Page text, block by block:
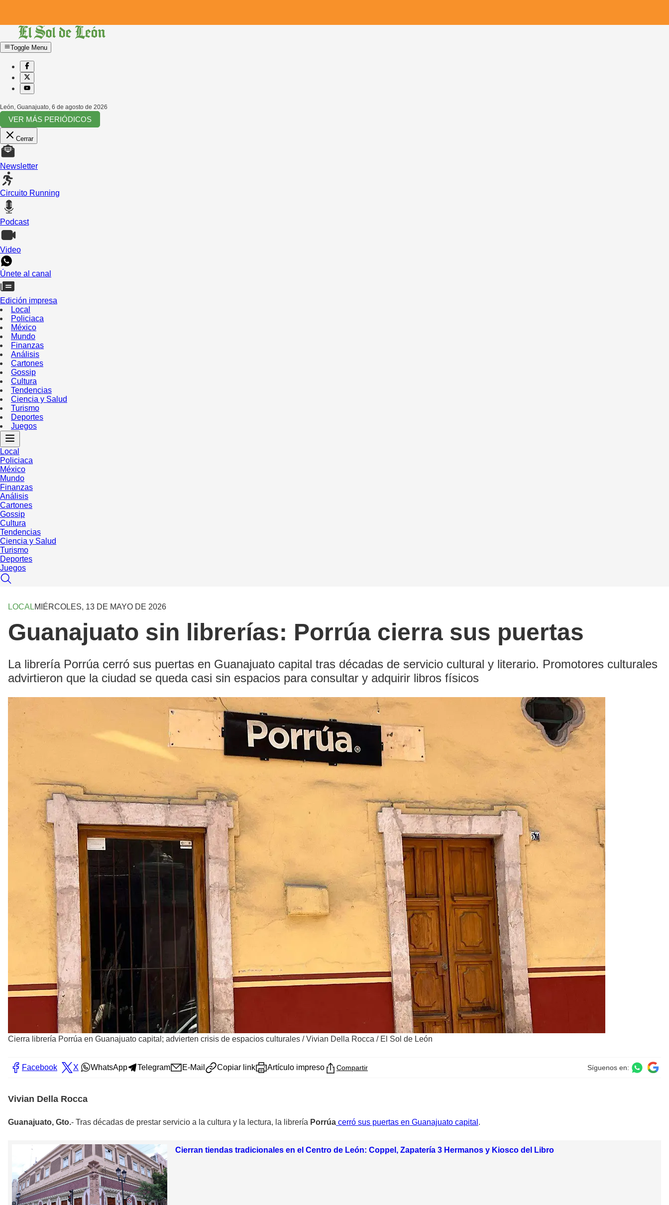
Toggle Menu
León, Guanajuato, 6 de agosto de 2026
VER MÁS PERIÓDICOS
Cerrar
Newsletter
Circuito Running
Podcast
Video
Únete al canal
Edición impresa
Local
Policiaca
México
Mundo
Finanzas
Análisis
Cartones
Gossip
Cultura
Tendencias
Ciencia y Salud
Turismo
Deportes
Juegos
Local
Policiaca
México
Mundo
Finanzas
Análisis
Cartones
Gossip
Cultura
Tendencias
Ciencia y Salud
Turismo
Deportes
Juegos
LOCALMIÉRCOLES, 13 DE MAYO DE 2026
Guanajuato sin librerías: Porrúa cierra sus puertas
La librería Porrúa cerró sus puertas en Guanajuato capital tras décadas de servicio cultural y literario. Promotores culturales
advirtieron que la ciudad se queda casi sin espacios para consultar y adquirir libros físicos
Cierra librería Porrúa en Guanajuato capital; advierten crisis de espacios culturales /Vivian Della Rocca / El Sol de León
Facebook X WhatsApp Telegram E-Mail Copiar link Artículo impreso Compartir Síguenos en:
Vivian Della Rocca
Guanajuato, Gto.- Tras décadas de prestar servicio a la cultura y la lectura, la librería Porrúa cerró sus puertas en Guanajuato capital .
Cierran tiendas tradicionales en el Centro de León: Coppel, Zapatería 3 Hermanos y Kiosco del Libro